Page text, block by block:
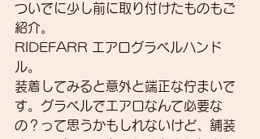
ついでに少し前に取り付けたものもご
紹介。
RIDEFARR エアログラベルハンド
ル。
装着してみると意外と端正な佇まいで
す。グラベルでエアロなんて必要な
の？って思うかもしれないけど、舗装